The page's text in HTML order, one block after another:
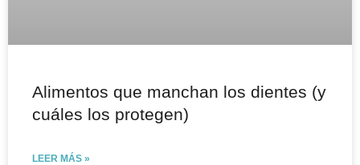
Alimentos que manchan los dientes (y
cuáles los protegen)
LEER MÁS »